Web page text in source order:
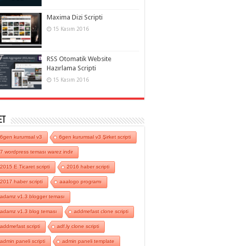
Maxima Dizi Scripti
15 Kasım 2016
RSS Otomatik Website
Hazırlama Scripti
15 Kasım 2016
6gen kurumsal v3 6gen kurumsal v3 Şirket scripti
7 wordpress teması warez indir
2015 E Ticaret scripti 2016 haber scripti
2017 haber scripti aaalogo programı
adamz v1.3 blogger teması
adamz v1.3 blog teması addmefast clone scripti
addmefast scripti adf.ly clone scripti
admin paneli scripti admin paneli template